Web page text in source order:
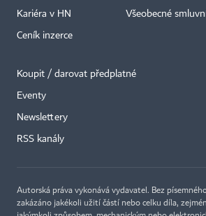
Kariéra v HN
Ceník inzerce
Všeobecné
Koupit / darovat předplatné
Eventy
Newslettery
RSS kanály
Autorská práva vykonává vydavatel. Bez
zakázáno jakékoli užití částí nebo celku díla,